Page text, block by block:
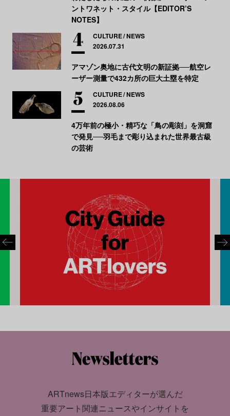
ントワネット・スタイル【EDITOR’S
NOTES】
CULTURE NEWS
2026.07.31
アマゾン奥地に古代文明の新証拠──航空レ
ーザー測量で432カ所の巨大土塁を特定
CULTURE NEWS
2026.08.06
4万年前の極小・精巧な「鳥の彫刻」を洞窟
で発見──羽毛まで彫り込まれた世界最古級
の芸術
ARTnews日本版エディターが選んだ
重要アート関連ニュースやインサイトを